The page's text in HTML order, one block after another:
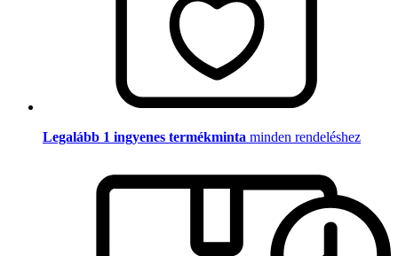
Legalább 1 ingyenes termékminta minden rendeléshez